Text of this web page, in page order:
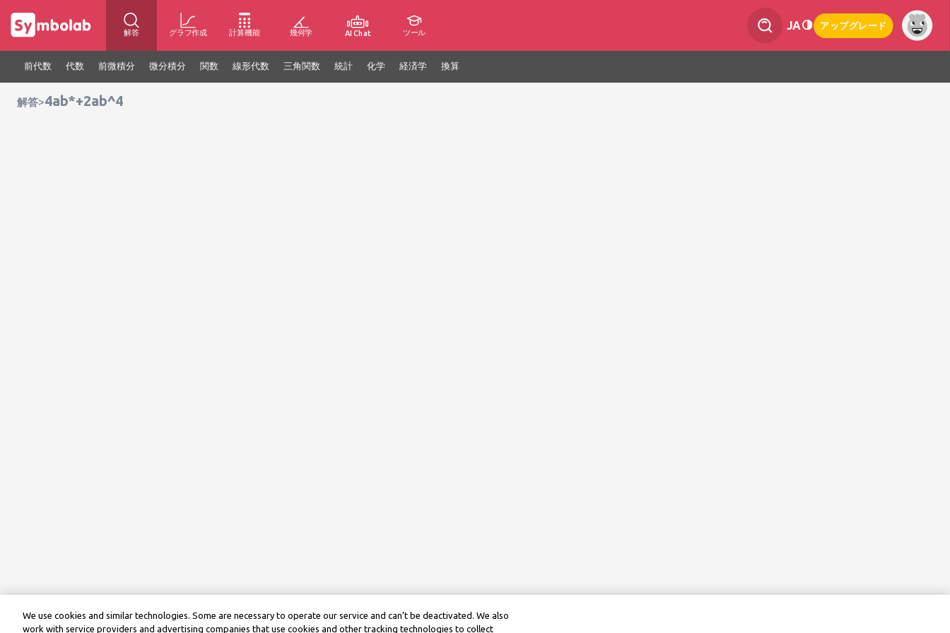
解答 グラフ作成 計算機能 幾何学 AI Chat ツール
JA アップグレード
前代数 代数 前微積分 微分積分 関数 線形代数 三角関数 統計 化学 経済学 換算
解答>4ab*+2ab^4
We use cookies and similar technologies. Some are necessary to operate our service and can’t be deactivated. We also
work with service providers and advertising companies that use cookies and other tracking technologies to collect